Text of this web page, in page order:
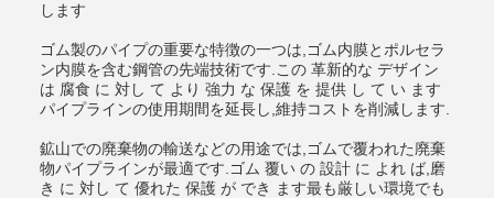
します
ゴム製のパイプの重要な特徴の一つは,ゴム内膜とポルセラ
ン内膜を含む鋼管の先端技術です.この 革新的な デザイン
は 腐食 に 対し て より 強力 な 保護 を 提供 し て い ます
パイプラインの使用期間を延長し,維持コストを削減します.
鉱山での廃棄物の輸送などの用途では,ゴムで覆われた廃棄
物パイプラインが最適です.ゴム 覆い の 設計 に よれ ば,磨
き に 対し て 優れた 保護 が でき ます最も厳しい環境でも